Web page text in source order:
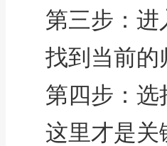
第三步：进
找到当前的
第四步：选
这里才是关